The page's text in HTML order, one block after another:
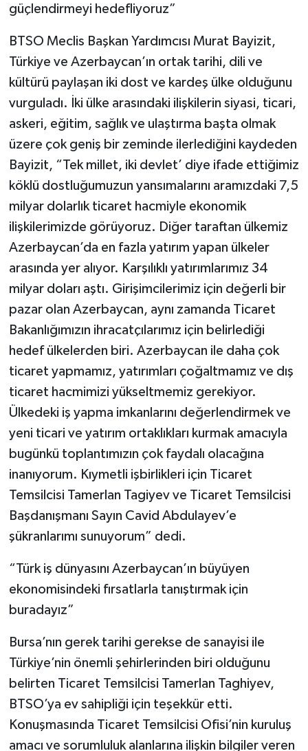
güçlendirmeyi hedefliyoruz”
BTSO Meclis Başkan Yardımcısı Murat Bayizit,
Türkiye ve Azerbaycan’ın ortak tarihi, dili ve
kültürü paylaşan iki dost ve kardeş ülke olduğunu
vurguladı. İki ülke arasındaki ilişkilerin siyasi, ticari,
askeri, eğitim, sağlık ve ulaştırma başta olmak
üzere çok geniş bir zeminde ilerlediğini kaydeden
Bayizit, “Tek millet, iki devlet’ diye ifade ettiğimiz
köklü dostluğumuzun yansımalarını aramızdaki 7,5
milyar dolarlık ticaret hacmiyle ekonomik
ilişkilerimizde görüyoruz. Diğer taraftan ülkemiz
Azerbaycan’da en fazla yatırım yapan ülkeler
arasında yer alıyor. Karşılıklı yatırımlarımız 34
milyar doları aştı. Girişimcilerimiz için değerli bir
pazar olan Azerbaycan, aynı zamanda Ticaret
Bakanlığımızın ihracatçılarımız için belirlediği
hedef ülkelerden biri. Azerbaycan ile daha çok
ticaret yapmamız, yatırımları çoğaltmamız ve dış
ticaret hacmimizi yükseltmemiz gerekiyor.
Ülkedeki iş yapma imkanlarını değerlendirmek ve
yeni ticari ve yatırım ortaklıkları kurmak amacıyla
bugünkü toplantımızın çok faydalı olacağına
inanıyorum. Kıymetli işbirlikleri için Ticaret
Temsilcisi Tamerlan Tagiyev ve Ticaret Temsilcisi
Başdanışmanı Sayın Cavid Abdulayev’e
şükranlarımı sunuyorum” dedi.
“Türk iş dünyasını Azerbaycan’ın büyüyen
ekonomisindeki fırsatlarla tanıştırmak için
buradayız”
Bursa’nın gerek tarihi gerekse de sanayisi ile
Türkiye’nin önemli şehirlerinden biri olduğunu
belirten Ticaret Temsilcisi Tamerlan Taghiyev,
BTSO’ya ev sahipliği için teşekkür etti.
Konuşmasında Ticaret Temsilcisi Ofisi’nin kuruluş
amacı ve sorumluluk alanlarına ilişkin bilgiler veren